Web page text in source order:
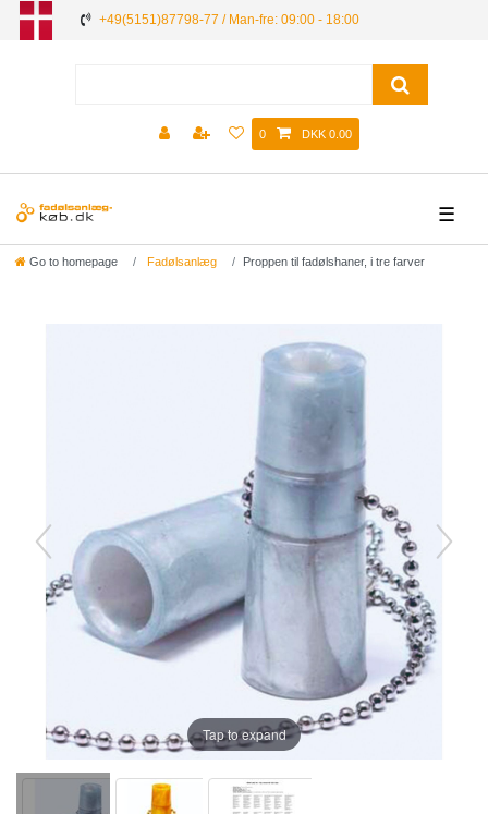
+49(5151)87798-77 / Man-fre: 09:00 - 18:00
0 DKK 0.00
☰
Go to homepage Fadølsanlæg Proppen til fadølshaner, i tre farver
Tap to expand